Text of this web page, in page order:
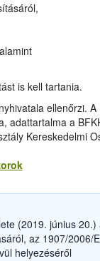
is kell tartania.
ellenőrzi.
adattartalma a
Kereskedelmi
(2019. június 20.)
az 1907/2006/
helyezéséről